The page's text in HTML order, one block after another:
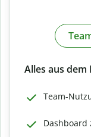
Alles aus
Team-